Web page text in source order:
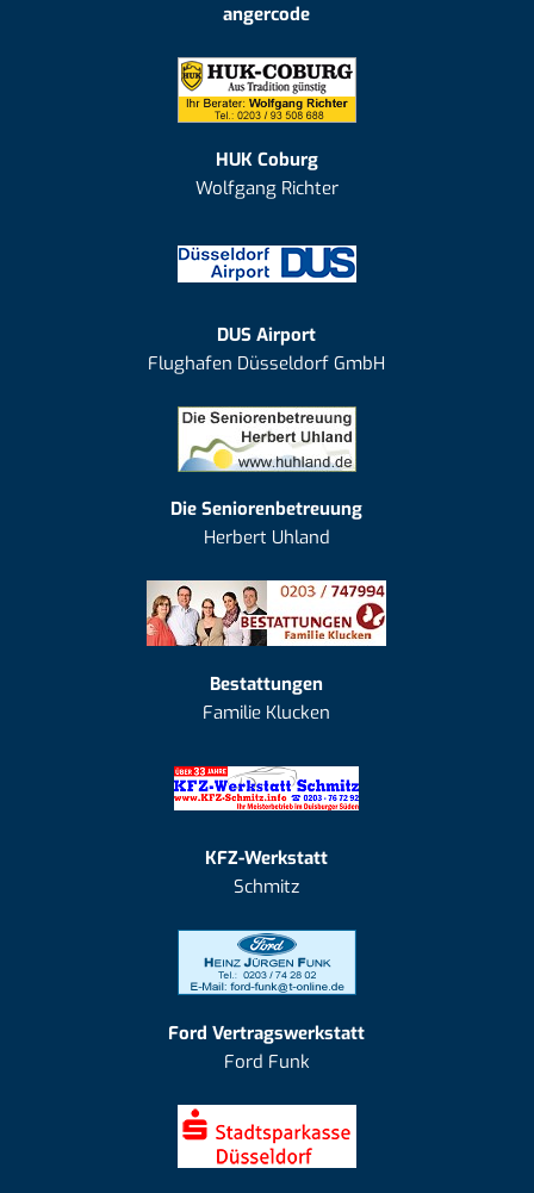
angercode
HUK Coburg
Wolfgang Richter
DUS Airport
Flughafen Düsseldorf GmbH
Die Seniorenbetreuung
Herbert Uhland
Bestattungen
Familie Klucken
KFZ-Werkstatt
Schmitz
Ford Vertragswerkstatt
Ford Funk